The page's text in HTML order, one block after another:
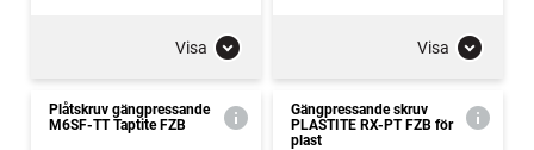
Visa Visa
Plåtskruv gängpressande
M6SF-TT Taptite FZB
Gängpressande skruv
PLASTITE RX-PT FZB för
plast